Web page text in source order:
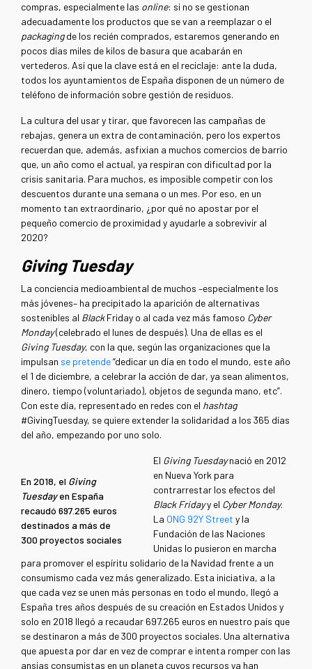
compras, especialmente las online: si no se gestionan
adecuadamente los productos que se van a reemplazar o el
packagingde los recién comprados, estaremos generando en
pocos días miles de kilos de basura que acabarán en
vertederos. Así que la clave está en el reciclaje: ante la duda,
todos los ayuntamientos de España disponen de un número de
teléfono de información sobre gestión de residuos.
La cultura del usar y tirar, que favorecen las campañas de
rebajas, genera un extra de contaminación, pero los expertos
recuerdan que, además, asfixian a muchos comercios de barrio
que, un año como el actual, ya respiran con dificultad por la
crisis sanitaria. Para muchos, es imposible competir con los
descuentos durante una semana o un mes. Por eso, en un
momento tan extraordinario, ¿por qué no apostar por el
pequeño comercio de proximidad y ayudarle a sobrevivir al
2020?
Giving Tuesday
La conciencia medioambiental de muchos –especialmente los
más jóvenes– ha precipitado la aparición de alternativas
sostenibles al BlackFriday o al cada vez más famoso Cyber
Monday(celebrado el lunes de después). Una de ellas es el
Giving Tuesday, con la que, según las organizaciones que la
impulsan se pretende“dedicar un día en todo el mundo, este año
el 1 de diciembre, a celebrar la acción de dar, ya sean alimentos,
dinero, tiempo (voluntariado), objetos de segunda mano, etc”.
Con este día, representado en redes con el hashtag
#GivingTuesday, se quiere extender la solidaridad a los 365 días
del año, empezando por uno solo.
En 2018, el Giving
Tuesdayen España
recaudó 697.265 euros
destinados a más de
300 proyectos sociales
El Giving Tuesdaynació en 2012
en Nueva York para
contrarrestar los efectos del
Black Fridayy el Cyber Monday.
La ONG 92Y Street y la
Fundación de las Naciones
Unidas lo pusieron en marcha
para promover el espíritu solidario de la Navidad frente a un
consumismo cada vez más generalizado. Esta iniciativa, a la
que cada vez se unen más personas en todo el mundo, llegó a
España tres años después de su creación en Estados Unidos y
solo en 2018 llegó a recaudar 697.265 euros en nuestro país que
se destinaron a más de 300 proyectos sociales. Una alternativa
que apuesta por dar en vez de comprar e intenta romper con las
ansias consumistas en un planeta cuyos recursos ya han